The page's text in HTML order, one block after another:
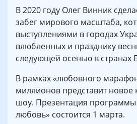
В 2020 году Олег Винник
забег мирового масштаба,
выступлениями в городах
влюбленных и празднику
следующей осенью в странах
В рамках «любовного
миллионов представит новое
шоу. Презентация программы
любовь» состоится 1 марта.